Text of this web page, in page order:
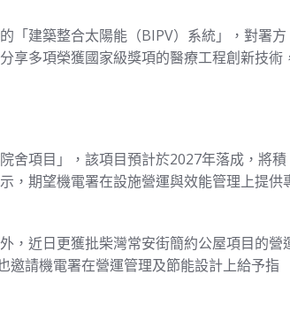
「建築整合太陽能（BIPV）系統」，對署方
享多項榮獲國家級獎項的醫療工程創新技術
舍項目」，該項目預計於2027年落成，將積
，期望機電署在設施營運與效能管理上提供
，近日更獲批柴灣常安街簡約公屋項目的營
邀請機電署在營運管理及節能設計上給予指